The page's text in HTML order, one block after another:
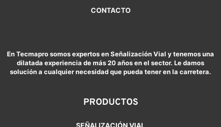
CONTACTO
En Tecmapro somos expertos en Señalización Vial y tenemos una
dilatada experiencia de más 20 años en el sector. Le damos
solución a cualquier necesidad que pueda tener en la carretera.
PRODUCTOS
SEÑALIZACIÓN VIAL